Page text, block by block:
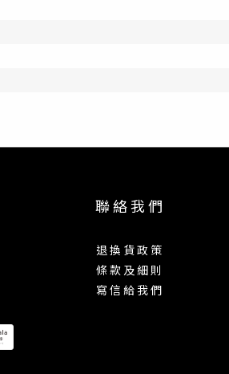
聯 絡 我 們
退 換 貨 政 策
條 款 及 細 則
寫 信 給 我 們